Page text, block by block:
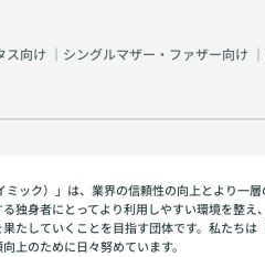
ス向け ｜ シングルマザー・ファザー向け ｜
ミック）」は、業界の信頼性の向上とより一
独身者にとってより利用しやすい環境を整え
たしていくことを目指す団体です。私たちは
上のために日々努めています。